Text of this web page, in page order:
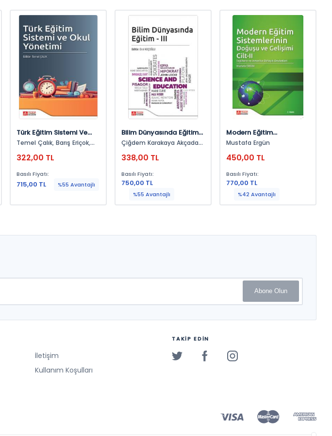
Türk Eğitim Sistemi Ve
Okul Yönetimi
Temel Çalık, Barış Eriçok,
Özdoğru, Fatma Hümeyra
Talip Geylan, Onur Erdoğan,
Melike Günbey, Yurdagül
322,00 TL
Basılı Fiyatı:
715,00 TL %55 Avantajlı
Bilim Dünyasında Eğitim-
Iıı
Çiğdem Karakaya Akçadağ,
Fatma Betül Demir, Ülkü
Erol, Murat Ekiçi, Onur İzmir,
Ramazan Biçer, Saim
Turan, Güneş Korkmaz,
Gülreyhan Şutanrıkulu, Filiz
Pınar Uzun, Emrah Hiğde,
338,00 TL
Basılı Fiyatı:
750,00 TL
%55 Avantajlı
Modern Eğitim
Sistemlerinin Doğuşu Ve
Mustafa Ergün
450,00 TL
Basılı Fiyatı:
770,00 TL
%42 Avantajlı
Abone Olun
İletişim
Kullanım Koşulları
TAKİP EDİN